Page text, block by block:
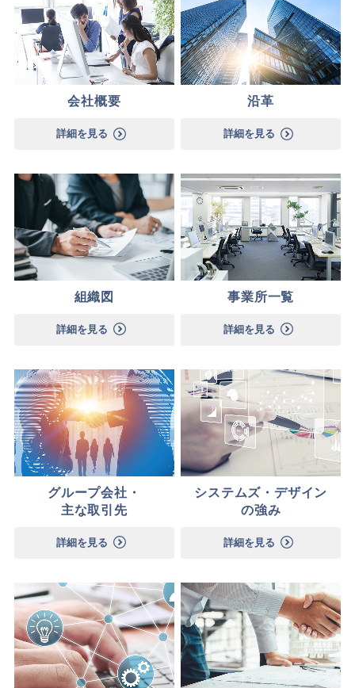
会社概要
詳細を見る
沿革
詳細を見る
組織図
詳細を見る
事業所一覧
詳細を見る
グループ会社・
主な取引先
詳細を見る
システムズ・デザイン
の強み
詳細を見る